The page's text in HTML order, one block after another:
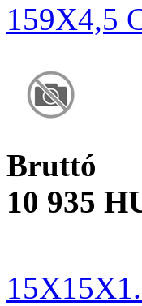
159X4,5
Bruttó
10 935